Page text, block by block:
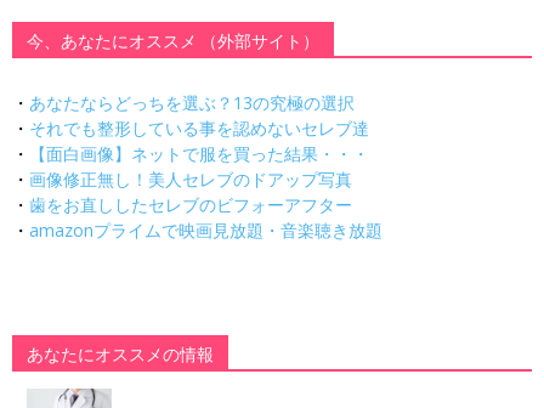
今、あなたにオススメ （外部サイト）
・ あなたならどっちを選ぶ？13の究極の選択
・ それでも整形している事を認めないセレブ達
・
【面白画像】ネットで服を買った結果・・・
・ 画像修正無し！美人セレブのドアップ写真
・ 歯をお直ししたセレブのビフォーアフター
・ amazonプライムで映画見放題・音楽聴き放題
あなたにオススメの情報